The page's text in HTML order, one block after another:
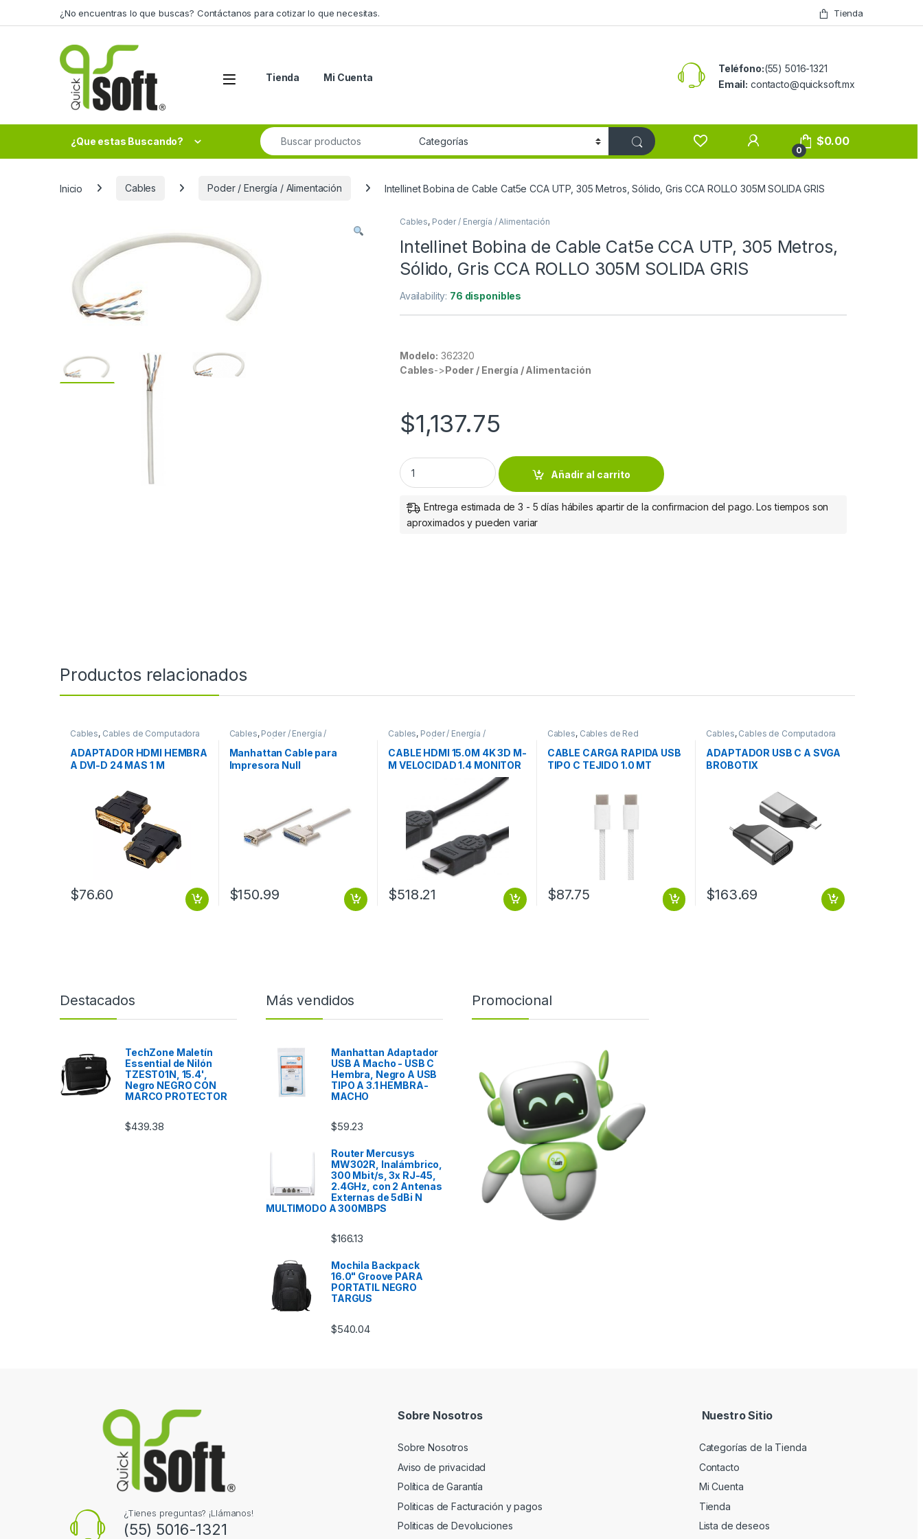
¿No encuentras lo que buscas? Contáctanos para cotizar lo que necesitas. Tienda
Tienda Mi Cuenta
Teléfono:(55) 5016-1321
Email: contacto@quicksoft.mx
¿Que estas Buscando?
Search for:
0
$0.00
Inicio Cables Poder / Energía / Alimentación Intellinet Bobina de Cable Cat5e CCA UTP, 305 Metros, Sólido, Gris CCA ROLLO 305M SOLIDA GRIS
Cables, Poder / Energía / Alimentación
Intellinet Bobina de Cable Cat5e CCA UTP, 305 Metros,
Sólido, Gris CCA ROLLO 305M SOLIDA GRIS
Availability: 76 disponibles
Modelo: 362320
Cables->Poder / Energía / Alimentación
$1,137.75
Intellinet Bobina de Cable Cat5e CCA UTP, 305 Metros, Sólido, Gris CCA ROLLO 305M SOLIDA GRIS quantity
Añadir al carrito
Entrega estimada de 3 - 5 días hábiles apartir de la confirmacion del pago. Los tiempos son
aproximados y pueden variar
Productos relacionados
Cables, Cables de Computadora
ADAPTADOR HDMI HEMBRA
A DVI-D 24 MAS 1 M
$76.60
Cables, Poder / Energía /
Alimentación
Manhattan Cable para
Impresora Null
$150.99
Cables, Poder / Energía /
Alimentación
CABLE HDMI 15.0M 4K 3D M-
M VELOCIDAD 1.4 MONITOR
TV PROYECTOR VELOCIDAD
PROYECTOR
$518.21
Cables, Cables de Red
CABLE CARGA RAPIDA USB
TIPO C TEJIDO 1.0 MT
$87.75
Cables, Cables de Computadora
ADAPTADOR USB C A SVGA
BROBOTIX
$163.69
Destacados
TechZone Maletín
Essential de Nilón
TZEST01N, 15.4',
Negro NEGRO CON
MARCO PROTECTOR
$439.38
Más vendidos
Manhattan Adaptador
USB A Macho - USB C
Hembra, Negro A USB
TIPO A 3.1 HEMBRA-
MACHO
$59.23
Router Mercusys
MW302R, Inalámbrico,
300 Mbit/s, 3x RJ-45,
2.4GHz, con 2 Antenas
Externas de 5dBi N
MULTIMODO A 300MBPS
$166.13
Mochila Backpack
16.0" Groove PARA
PORTATIL NEGRO
TARGUS
$540.04
Promocional
¿Tienes preguntas? ¡Llámanos!
(55) 5016-1321
Sobre Nosotros
Sobre Nosotros
Aviso de privacidad
Política de Garantía
Politicas de Facturación y pagos
Politicas de Devoluciones
Nuestro Sitio
Categorías de la Tienda
Contacto
Mi Cuenta
Tienda
Lista de deseos